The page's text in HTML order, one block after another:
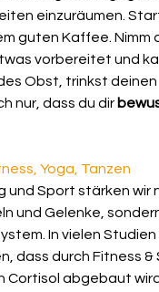
einzuräumen.
guten Kaffee. Nimm
vorbereitet und
Obst, trinkst deinen
nur, dass du dir
Yoga, Tanzen
und Sport stärken wir
und Gelenke,
In vielen Studien
dass durch Fitness &
Cortisol abgebaut